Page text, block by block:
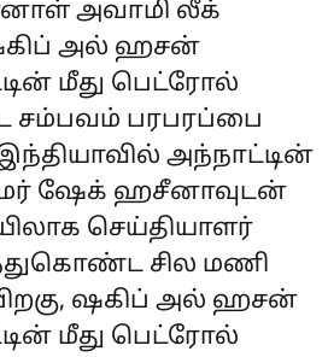
அவாமி லீக்
அல் ஹசன்
மீது பெட்ரோல்
சம்பவம் பரபரப்பை
இந்தியாவில் அந்நாட்டின்
ஷேக் ஹசீனாவுடன்
செய்தியாளர்
சில மணி
ஷகிப் அல் ஹசன்
மீது பெட்ரோல்